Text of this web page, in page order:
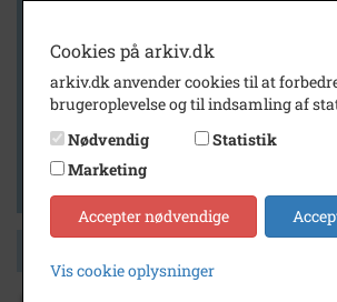
Vis kun med billeder
Vis kun med filmklip
Vis kun med kilder
Cookies på arkiv.dk
arkiv.dk anvender cookies til at
brugeroplevelse og til indsamling af
Nødvendig
Statistik
Marketing
Accepter nødvendige
Vis cookie oplysninger